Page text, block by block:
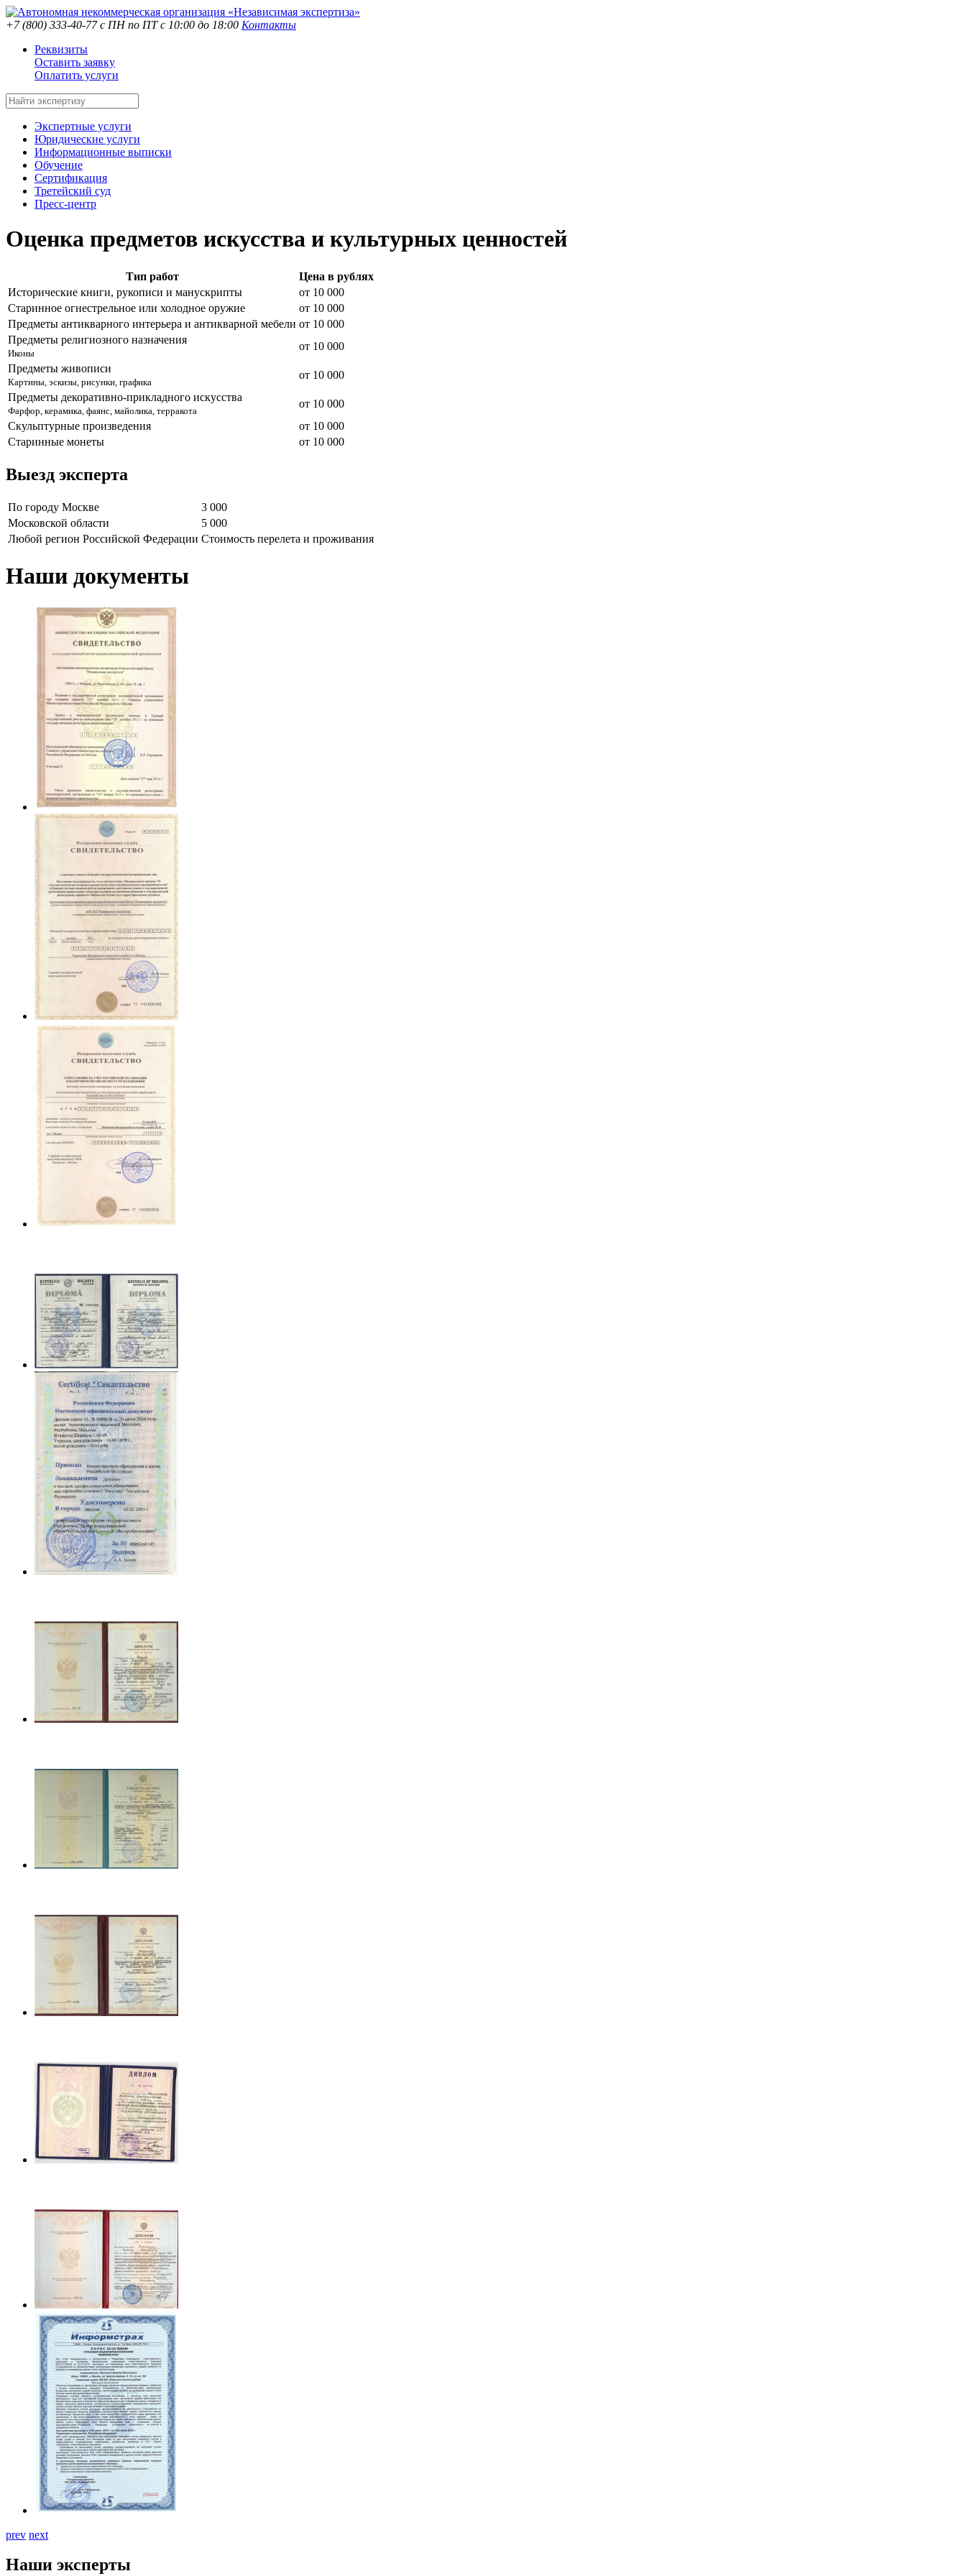
+7 (800) 333-40-77с ПН по ПТ с 10:00 до 18:00 Контакты
Реквизиты
Оставить заявку
Оплатить услуги
Экспертные услуги
Юридические услуги
Информационные выписки
Обучение
Сертификация
Третейский суд
Пресс-центр
Оценка предметов искусства и культурных ценностей
Тип работ
Цена в рублях
Исторические книги, рукописи и манускрипты
от 10 000
Старинное огнестрельное или холодное оружие
от 10 000
Предметы антикварного интерьера и антикварной мебели от 10 000
Предметы религиозного назначения
Иконы
от 10 000
Предметы живописи
Картины, эскизы, рисунки, графика
от 10 000
Предметы декоративно-прикладного искусства
Фарфор, керамика, фаянс, майолика, терракота
от 10 000
Скульптурные произведения
от 10 000
Старинные монеты
от 10 000
Выезд эксперта
По городу Москве
3 000
Московской области
5 000
Любой регион Российской Федерации Стоимость перелета и проживания
Наши документы
prev next
Наши эксперты